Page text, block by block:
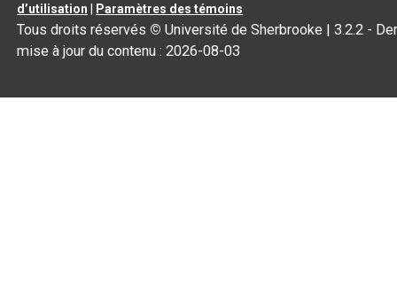
d’utilisation
Paramètres des témoins
Tous droits réservés © Université de Sherbrooke |3.2.2 -
mise à jour du contenu :2026-08-03